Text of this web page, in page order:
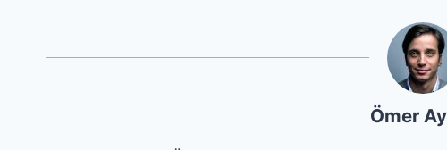
Ömer